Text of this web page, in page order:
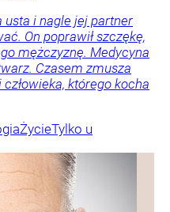
usta i nagle jej partner
On poprawił szczękę,
mężczyznę. Medycyna
Czasem zmusza
którego kocha
ŻycieTylko u